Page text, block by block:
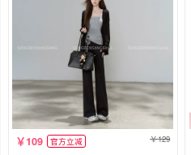
109 官方立减 129